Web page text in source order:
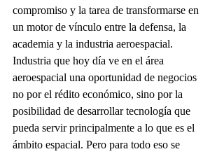
compromiso y la tarea de transformarse en
un motor de vínculo entre la defensa, la
academia y la industria aeroespacial.
Industria que hoy día ve en el área
aeroespacial una oportunidad de negocios
no por el rédito económico, sino por la
posibilidad de desarrollar tecnología que
pueda servir principalmente a lo que es el
ámbito espacial. Pero para todo eso se